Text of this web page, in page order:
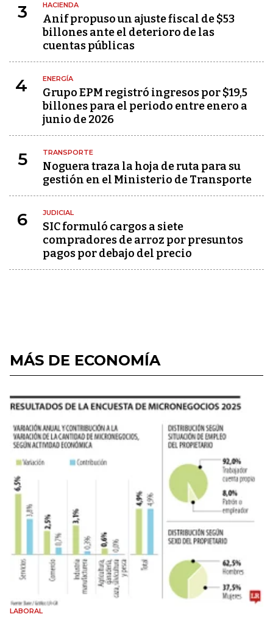
3 HACIENDA
Anif propuso un ajuste fiscal de $53
billones ante el deterioro de las
cuentas públicas
4 ENERGÍA
Grupo EPM registró ingresos por $19,5
billones para el periodo entre enero a
junio de 2026
5 TRANSPORTE
Noguera traza la hoja de ruta para su
gestión en el Ministerio de Transporte
6 JUDICIAL
SIC formuló cargos a siete
compradores de arroz por presuntos
pagos por debajo del precio
MÁS DE ECONOMÍA
LABORAL